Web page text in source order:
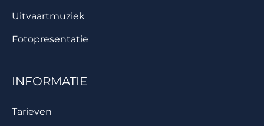
Uitvaartmuziek
Fotopresentatie
INFORMATIE
Tarieven